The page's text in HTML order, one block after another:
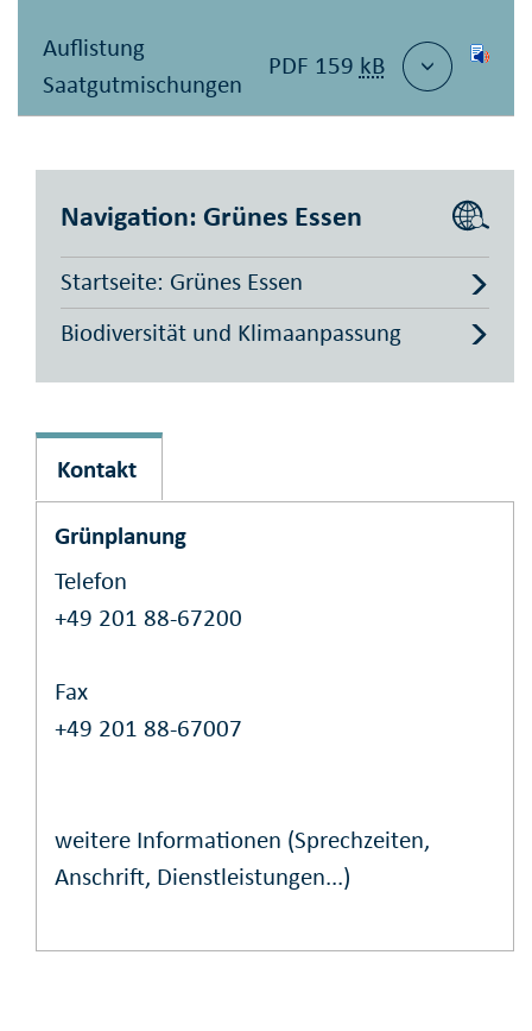
Auflistung
Saatgutmischungen
PDF 159 kB
Navigation: Grünes Essen
Startseite: Grünes Essen
Biodiversität und Klimaanpassung
Kontakt
Grünplanung
Telefon
+49 201 88-67200
Fax
+49 201 88-67007
weitere Informationen (Sprechzeiten,
Anschrift, Dienstleistungen...)